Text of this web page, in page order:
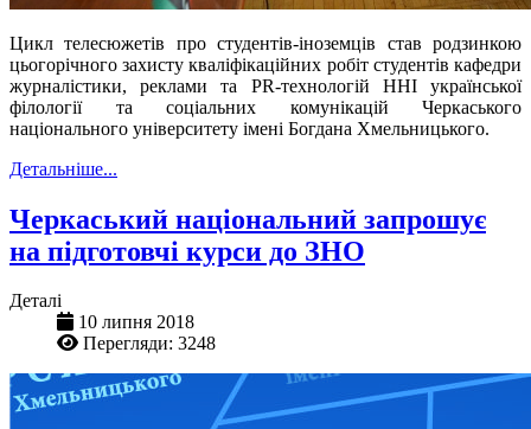
Цикл телесюжетів про студентів-іноземців став родзинкою
цьогорічного захисту кваліфікаційних робіт студентів кафедри
журналістики, реклами та PR-технологій ННІ української
філології та соціальних комунікацій Черкаського
національного університету імені Богдана Хмельницького.
Детальніше...
Черкаський національний запрошує
на підготовчі курси до ЗНО
Деталі
10 липня 2018
Перегляди: 3248